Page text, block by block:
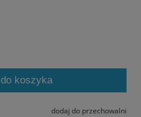
do koszyka
dodaj do przechowalni